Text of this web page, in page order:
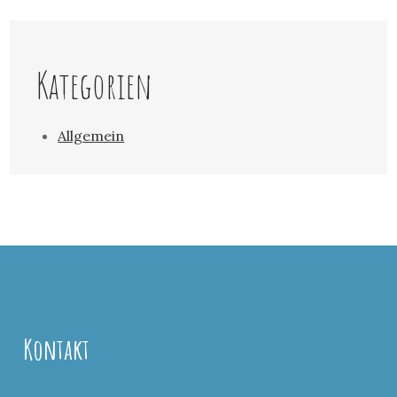
Kategorien
Allgemein
Kontakt